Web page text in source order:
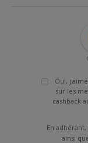
Oui,
sur les
cashback
En
ainsi